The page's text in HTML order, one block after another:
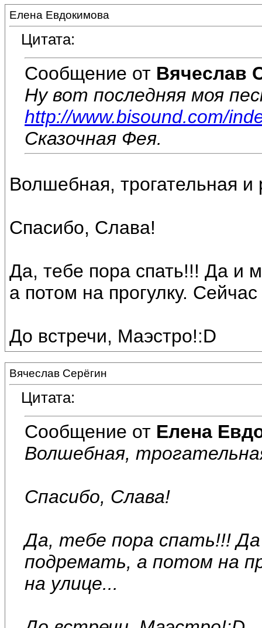
Елена Евдокимова
Цитата:
Сообщение от Вячеслав
Ну вот последняя моя
http://www.bisound.com/
Сказочная Фея.
Волшебная, трогательная
Спасибо, Слава!
Да, тебе пора спать!!! Да и
а потом на прогулку.
До встречи, Маэстро!:D
Вячеслав Серёгин
Цитата:
Сообщение от Елена
Волшебная,
Спасибо, Слава!
Да, тебе пора спать!!!
подремать, а потом на
на улице...